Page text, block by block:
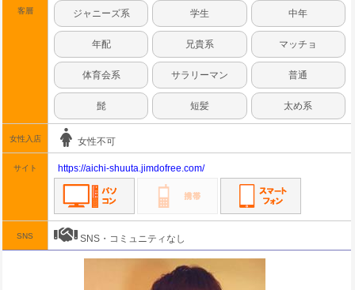
客層 ジャニーズ系 学生 中年
年配 兄貴系 マッチョ
体育会系 サラリーマン 普通
髭 短髪 太め系
女性入店 女性不可
サイト https://aichi-shuuta.jimdofree.com/
SNS SNS・コミュニティなし